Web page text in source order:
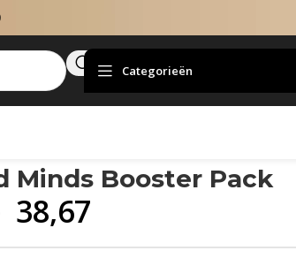
Categorieën
Minds Booster Pack
38,67